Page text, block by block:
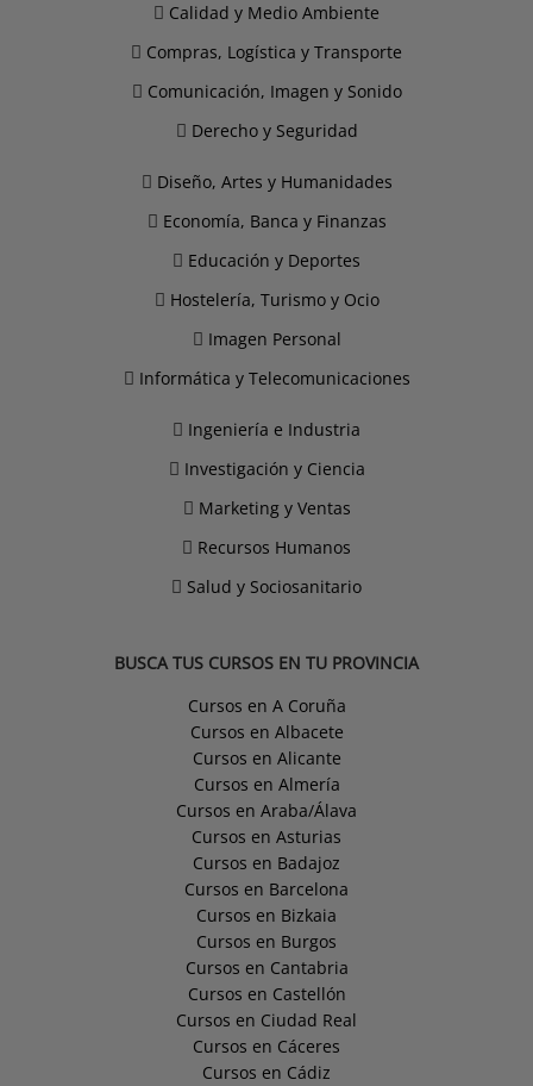
Calidad y Medio Ambiente
Compras, Logística y Transporte
Comunicación, Imagen y Sonido
Derecho y Seguridad
Diseño, Artes y Humanidades
Economía, Banca y Finanzas
Educación y Deportes
Hostelería, Turismo y Ocio
Imagen Personal
Informática y Telecomunicaciones
Ingeniería e Industria
Investigación y Ciencia
Marketing y Ventas
Recursos Humanos
Salud y Sociosanitario
BUSCA TUS CURSOS EN TU PROVINCIA
Cursos en A Coruña
Cursos en Albacete
Cursos en Alicante
Cursos en Almería
Cursos en Araba/Álava
Cursos en Asturias
Cursos en Badajoz
Cursos en Barcelona
Cursos en Bizkaia
Cursos en Burgos
Cursos en Cantabria
Cursos en Castellón
Cursos en Ciudad Real
Cursos en Cáceres
Cursos en Cádiz